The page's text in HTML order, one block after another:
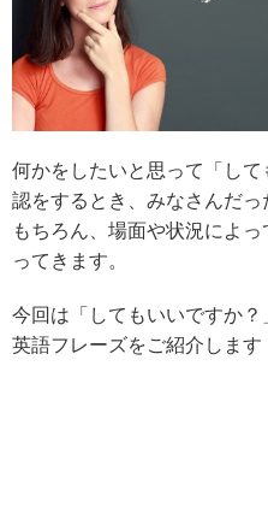
何かをしたいと思って「し
認をするとき、みなさんだ
もちろん、場面や状況によ
ってきます。
今回は「してもいいですか
英語フレーズをご紹介します